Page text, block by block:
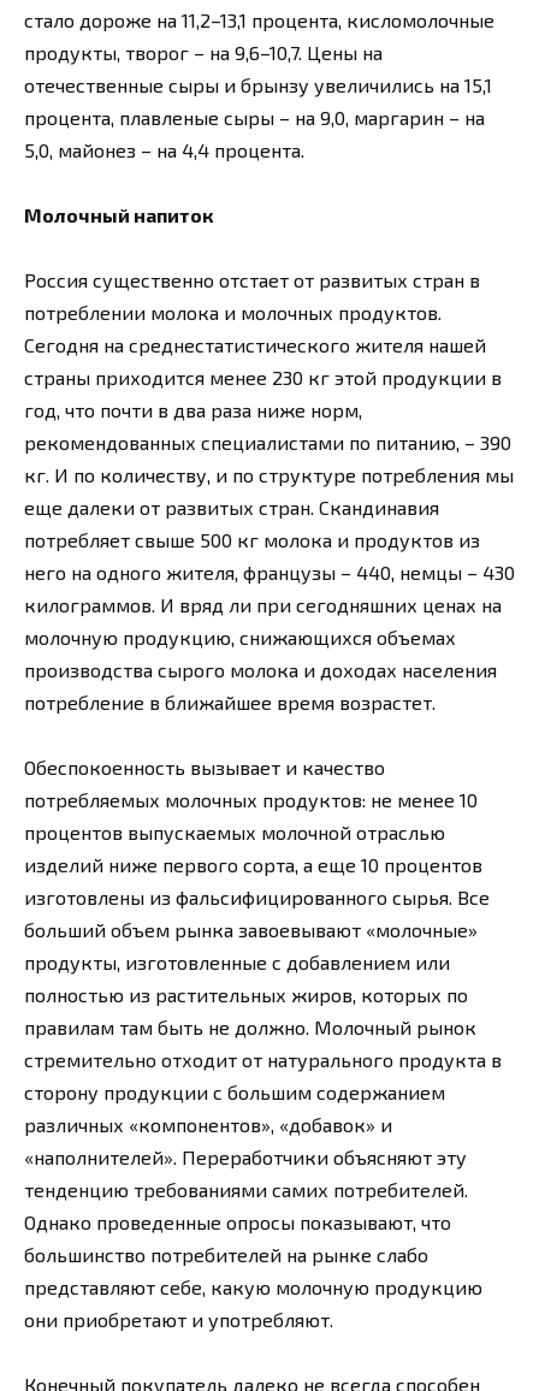
стало дороже на 11,2–13,1 процента, кисломолочные
продукты, творог – на 9,6–10,7. Цены на
отечественные сыры и брынзу увеличились на 15,1
процента, плавленые сыры – на 9,0, маргарин – на
5,0, майонез – на 4,4 процента.
Молочный напиток
Россия существенно отстает от развитых стран в
потреблении молока и молочных продуктов.
Сегодня на среднестатистического жителя нашей
страны приходится менее 230 кг этой продукции в
год, что почти в два раза ниже норм,
рекомендованных специалистами по питанию, – 390
кг. И по количеству, и по структуре потребления мы
еще далеки от развитых стран. Скандинавия
потребляет свыше 500 кг молока и продуктов из
него на одного жителя, французы – 440, немцы – 430
килограммов. И вряд ли при сегодняшних ценах на
молочную продукцию, снижающихся объемах
производства сырого молока и доходах населения
потребление в ближайшее время возрастет.
Обеспокоенность вызывает и качество
потребляемых молочных продуктов: не менее 10
процентов выпускаемых молочной отраслью
изделий ниже первого сорта, а еще 10 процентов
изготовлены из фальсифицированного сырья. Все
больший объем рынка завоевывают «молочные»
продукты, изготовленные с добавлением или
полностью из растительных жиров, которых по
правилам там быть не должно. Молочный рынок
стремительно отходит от натурального продукта в
сторону продукции с большим содержанием
различных «компонентов», «добавок» и
«наполнителей». Переработчики объясняют эту
тенденцию требованиями самих потребителей.
Однако проведенные опросы показывают, что
большинство потребителей на рынке слабо
представляют себе, какую молочную продукцию
они приобретают и употребляют.
Конечный покупатель далеко не всегда способен